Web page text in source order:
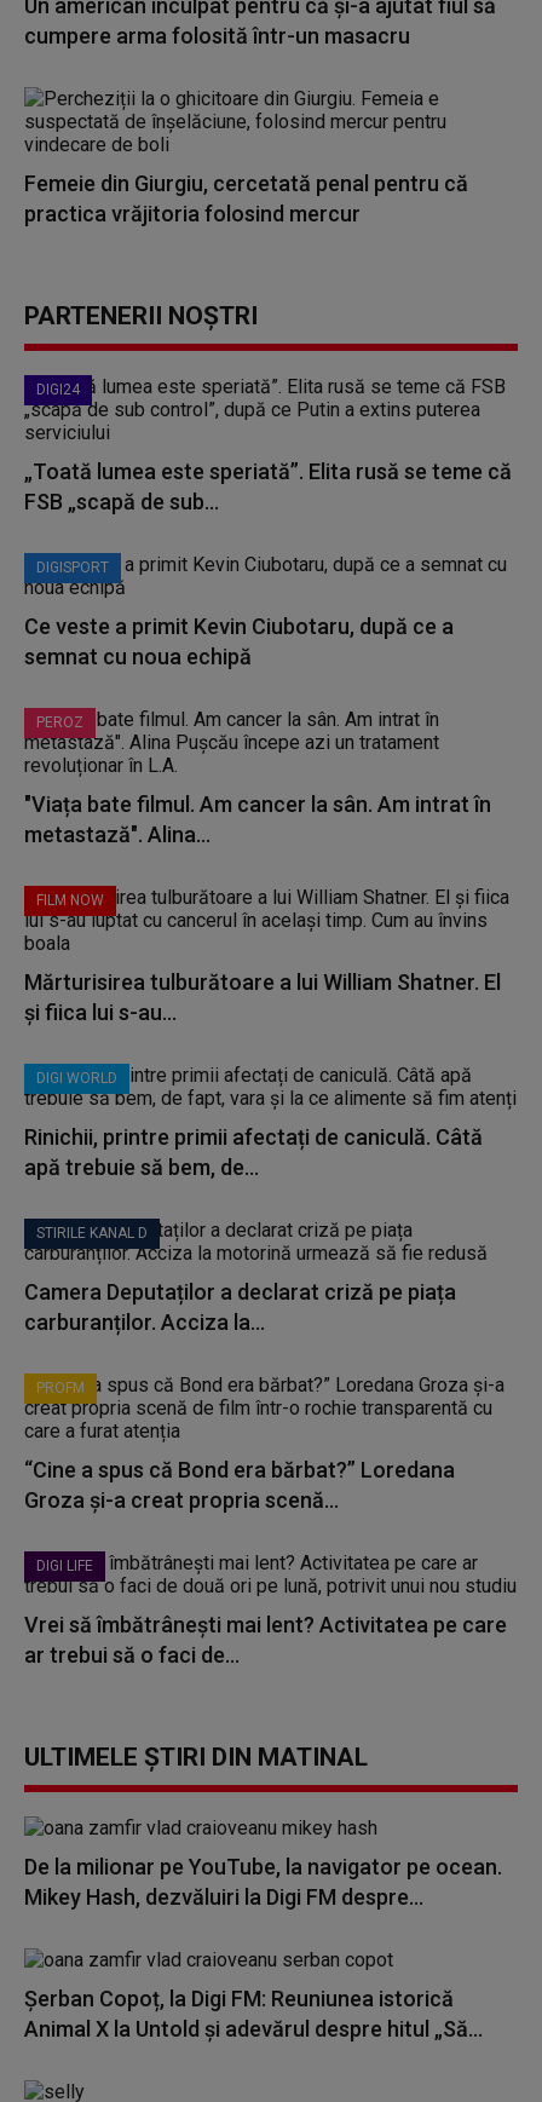
Un american inculpat pentru că şi-a ajutat fiul să
cumpere arma folosită într-un masacru
Femeie din Giurgiu, cercetată penal pentru că
practica vrăjitoria folosind mercur
PARTENERII NOȘTRI
DIGI24
„Toată lumea este speriată”. Elita rusă se teme că
FSB „scapă de sub...
DIGISPORT
Ce veste a primit Kevin Ciubotaru, după ce a
semnat cu noua echipă
PEROZ
"Viața bate filmul. Am cancer la sân. Am intrat în
metastază". Alina...
FILM NOW
Mărturisirea tulburătoare a lui William Shatner. El
și fiica lui s-au...
DIGI WORLD
Rinichii, printre primii afectați de caniculă. Câtă
apă trebuie să bem, de...
STIRILE KANAL D
Camera Deputaților a declarat criză pe piața
carburanților. Acciza la...
PROFM
“Cine a spus că Bond era bărbat?” Loredana
Groza și-a creat propria scenă...
DIGI LIFE
Vrei să îmbătrânești mai lent? Activitatea pe care
ar trebui să o faci de...
ULTIMELE ȘTIRI DIN MATINAL
De la milionar pe YouTube, la navigator pe ocean.
Mikey Hash, dezvăluiri la Digi FM despre...
Șerban Copoț, la Digi FM: Reuniunea istorică
Animal X la Untold și adevărul despre hitul „Să...